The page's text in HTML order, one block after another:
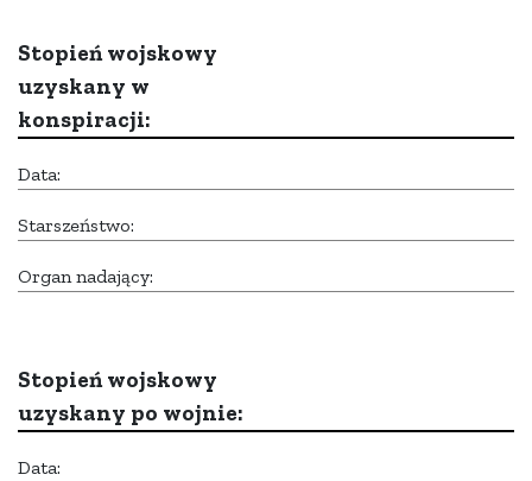
Stopień wojskowy
uzyskany w
konspiracji:
Data:
Starszeństwo:
Organ nadający:
Stopień wojskowy
uzyskany po wojnie:
Data: